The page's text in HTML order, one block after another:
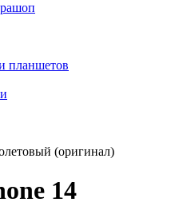
планшетов
(оригинал)
14